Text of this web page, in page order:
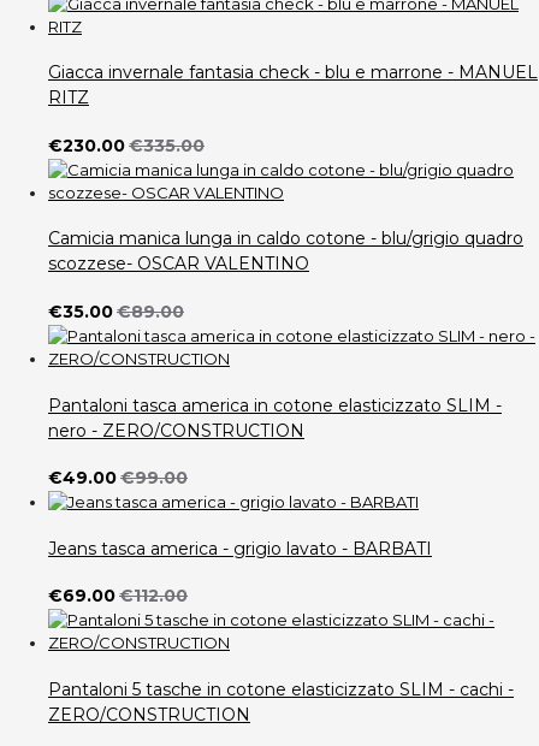
Giacca invernale fantasia check - blu e marrone - MANUEL
RITZ
€230.00€335.00
Camicia manica lunga in caldo cotone - blu/grigio quadro
scozzese- OSCAR VALENTINO
€35.00€89.00
Pantaloni tasca america in cotone elasticizzato SLIM -
nero - ZERO/CONSTRUCTION
€49.00€99.00
Jeans tasca america - grigio lavato - BARBATI
€69.00€112.00
Pantaloni 5 tasche in cotone elasticizzato SLIM - cachi -
ZERO/CONSTRUCTION